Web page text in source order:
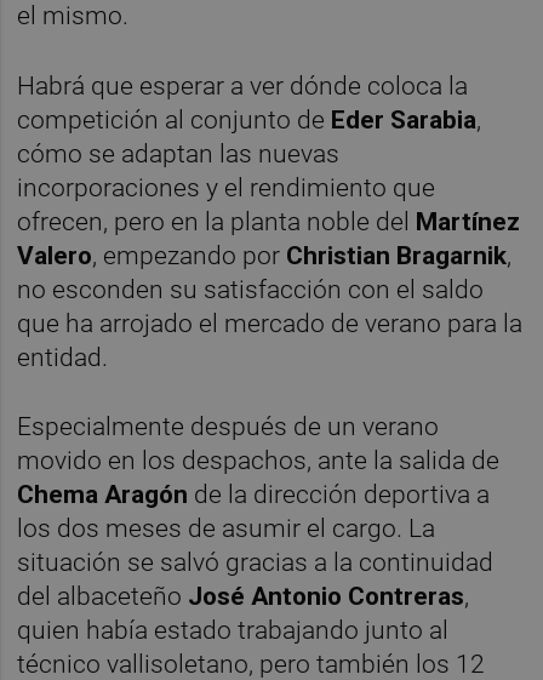
el mismo.
Habrá que esperar a ver dónde coloca la
competición al conjunto de Eder Sarabia,
cómo se adaptan las nuevas
incorporaciones y el rendimiento que
ofrecen, pero en la planta noble del Martínez
Valero, empezando por Christian Bragarnik,
no esconden su satisfacción con el saldo
que ha arrojado el mercado de verano para la
entidad.
Especialmente después de un verano
movido en los despachos, ante la salida de
Chema Aragón de la dirección deportiva a
los dos meses de asumir el cargo. La
situación se salvó gracias a la continuidad
del albaceteño José Antonio Contreras,
quien había estado trabajando junto al
técnico vallisoletano, pero también los 12